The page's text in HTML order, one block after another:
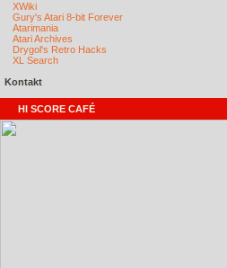
XWiki
Gury's Atari 8-bit Forever
Atarimania
Atari Archives
Drygol's Retro Hacks
XL Search
Kontakt
HI SCORE CAFÉ